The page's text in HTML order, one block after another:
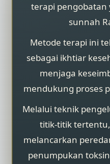
terapi pengobatan
Metode terapi ini
sebagai ikhtiar
menjaga
mendukung proses
Melalui teknik
titik-titik
melancarkan
penumpukan